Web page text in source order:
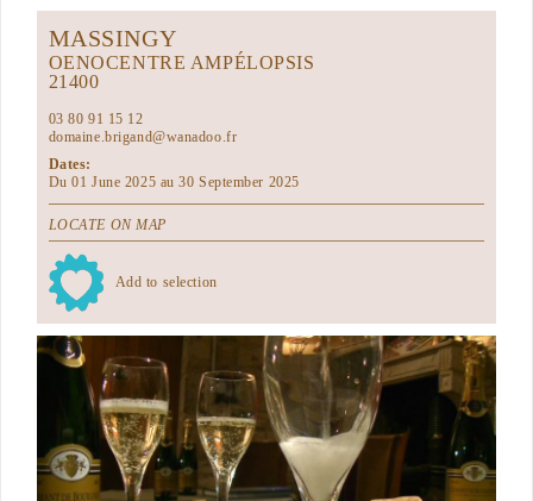
MASSINGY
OENOCENTRE AMPÉLOPSIS
21400
03 80 91 15 12
domaine.brigand@wanadoo.fr
Dates:
Du 01 June 2025 au 30 September 2025
LOCATE ON MAP
Add to selection